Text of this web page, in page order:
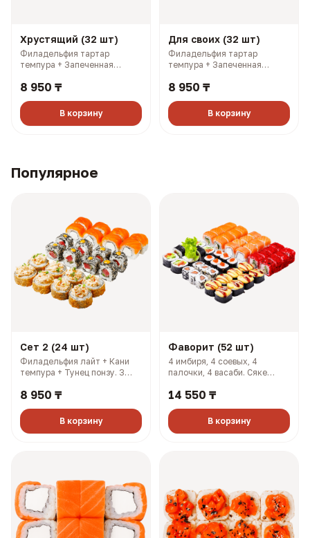
Хрустящий (32 шт)
Филадельфия тартар
темпура + Запеченная
Самурай темпура + Чикси
8 950 ₸
В корзину
Для своих (32 шт)
Филадельфия тартар
темпура + Запеченная
Филадельфия лайт 1/2 +
Чикси хот (1380 гр, 2689
ккал)
8 950 ₸
В корзину
Популярное
Сет 2 (24 шт)
Филадельфия лайт + Кани
темпура + Тунец понзу. 3
3 васаби (927 гр, 2108 ккал)
8 950 ₸
В корзину
Фаворит (52 шт)
4 имбиря, 4 соевых, 4
палочки, 4 васаби. Сяке
Самурай + Нори маки ясай +
+ Чикси хот (1606 гр, 2733
ккал)
14 550 ₸
В корзину